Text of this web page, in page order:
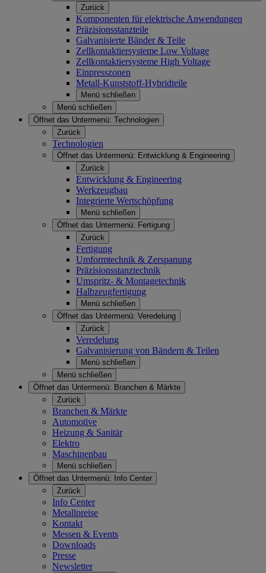
Zurück
Komponenten für elektrische Anwendungen
Präzisionsstanzteile
Galvanisierte Bänder & Teile
Zellkontaktiersysteme Low Voltage
Zellkontaktiersysteme High Voltage
Einpresszonen
Metall-Kunststoff-Hybridteile
Menü schließen
Menü schließen
Öffnet das Untermenü: Technologien
Zurück
Technologien
Öffnet das Untermenü: Entwicklung & Engineering
Zurück
Entwicklung & Engineering
Werkzeugbau
Integrierte Wertschöpfung
Menü schließen
Öffnet das Untermenü: Fertigung
Zurück
Fertigung
Umformtechnik & Zerspanung
Präzisionsstanztechnik
Umspritz- & Montagetechnik
Halbzeugfertigung
Menü schließen
Öffnet das Untermenü: Veredelung
Zurück
Veredelung
Galvanisierung von Bändern & Teilen
Menü schließen
Menü schließen
Öffnet das Untermenü: Branchen & Märkte
Zurück
Branchen & Märkte
Automotive
Heizung & Sanitär
Elektro
Maschinenbau
Menü schließen
Öffnet das Untermenü:
Info Center
Zurück
Info Center
Metallpreise
Kontakt
Messen & Events
Downloads
Presse
Newsletter